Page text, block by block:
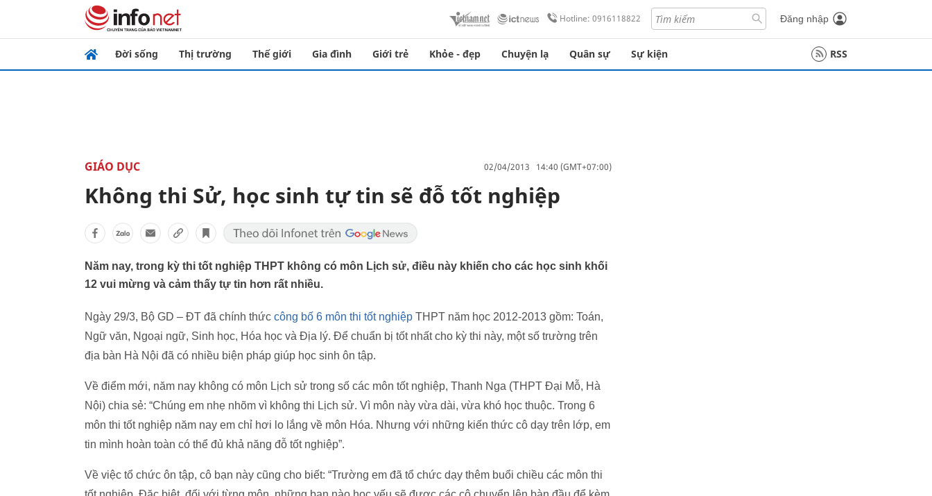
Hotline: 0916118822 Đăng nhập
Đời sống Thị trường Thế giới Gia đình Giới trẻ Khỏe - đẹp Chuyện lạ Quân sự Sự kiện RSS
GIÁO DỤC 02/04/2013 14:40 (GMT+07:00)
Không thi Sử, học sinh tự tin sẽ đỗ tốt nghiệp
Năm nay, trong kỳ thi tốt nghiệp THPT không có môn Lịch sử, điều này khiến cho các học sinh khối
12 vui mừng và cảm thấy tự tin hơn rất nhiều.
Ngày 29/3, Bộ GD – ĐT đã chính thức công bố 6 môn thi tốt nghiệp THPT năm học 2012-2013 gồm: Toán,
Ngữ văn, Ngoại ngữ, Sinh học, Hóa học và Địa lý. Để chuẩn bị tốt nhất cho kỳ thi này, một số trường trên
địa bàn Hà Nội đã có nhiều biện pháp giúp học sinh ôn tập.
Về điểm mới, năm nay không có môn Lịch sử trong số các môn tốt nghiệp, Thanh Nga (THPT Đại Mỗ, Hà
Nội) chia sẻ: “Chúng em nhẹ nhõm vì không thi Lịch sử. Vì môn này vừa dài, vừa khó học thuộc. Trong 6
môn thi tốt nghiệp năm nay em chỉ hơi lo lắng về môn Hóa. Nhưng với những kiến thức cô dạy trên lớp, em
tin mình hoàn toàn có thể đủ khả năng đỗ tốt nghiệp”.
Về việc tổ chức ôn tập, cô bạn này cũng cho biết: “Trường em đã tổ chức dạy thêm buổi chiều các môn thi